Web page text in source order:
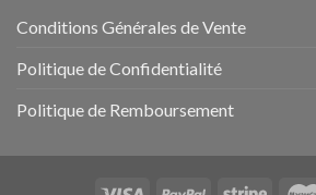
Conditions Générales de Vente
Politique de Confidentialité
Politique de Remboursement